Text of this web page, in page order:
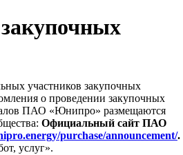
участников закупочных
о проведении закупочных
ПАО «Юнипро» размещаются
Официальный сайт ПАО
purchase/announcement/.
услуг».